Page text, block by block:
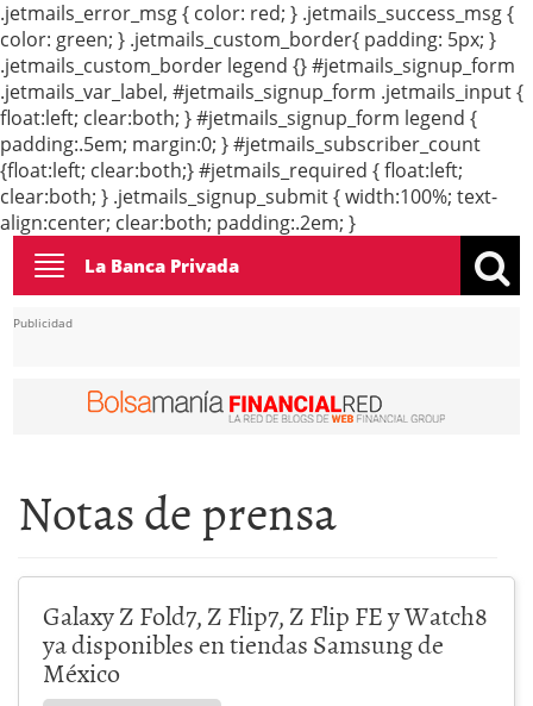
.jetmails_error_msg { color: red; } .jetmails_success_msg {
color: green; } .jetmails_custom_border{ padding: 5px; }
.jetmails_custom_border legend {} #jetmails_signup_form
.jetmails_var_label, #jetmails_signup_form .jetmails_input {
float:left; clear:both; } #jetmails_signup_form legend {
padding:.5em; margin:0; } #jetmails_subscriber_count
{float:left; clear:both;} #jetmails_required { float:left;
clear:both; } .jetmails_signup_submit { width:100%; text-
align:center; clear:both; padding:.2em; }
Toggle
navigation
La Banca Privada
Publicidad
Notas de prensa
Galaxy Z Fold7, Z Flip7, Z Flip FE y Watch8
ya disponibles en tiendas Samsung de
México